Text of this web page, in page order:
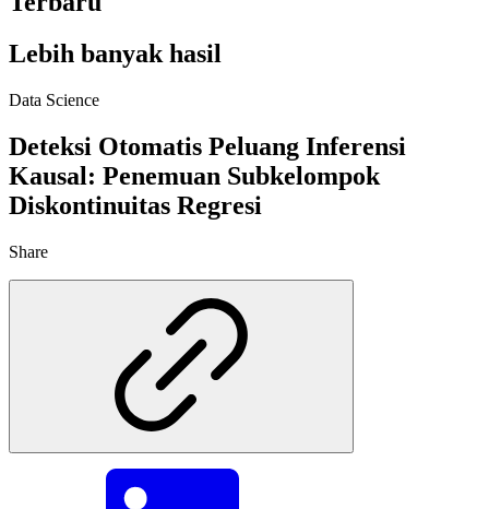
Lebih banyak hasil
Data Science
Deteksi Otomatis Peluang Inferensi
Kausal: Penemuan Subkelompok
Diskontinuitas Regresi
Share